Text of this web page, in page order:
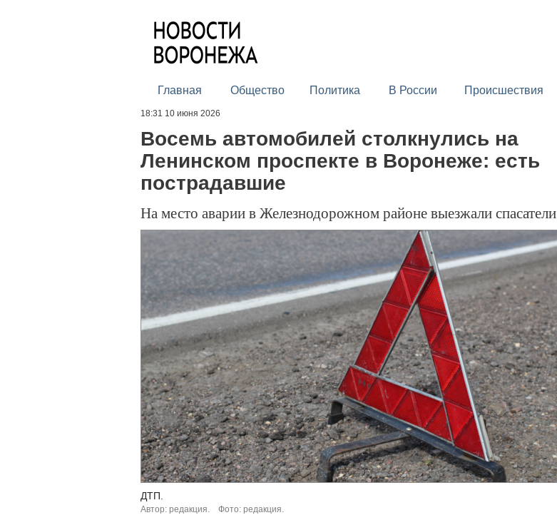
Главная Общество Политика В России Происшествия
18:31 10 июня 2026
Восемь автомобилей столкнулись на
Ленинском проспекте в Воронеже: есть
пострадавшие
На место аварии в Железнодорожном районе выезжали спасатели
ДТП.
Автор: редакция. Фото: редакция.